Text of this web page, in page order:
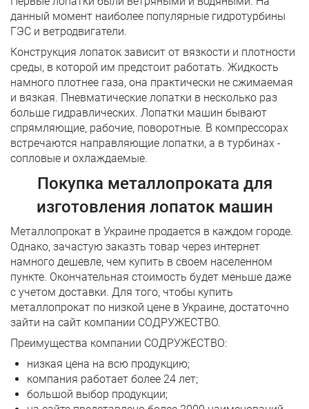
данный момент наиболее популярные гидротурбины
ГЭС и ветродвигатели.
Конструкция лопаток зависит от вязкости и плотности
среды, в которой им предстоит работать. Жидкость
намного плотнее газа, она практически не сжимаемая
и вязкая. Пневматические лопатки в несколько раз
больше гидравлических. Лопатки машин бывают
спрямляющие, рабочие, поворотные. В компрессорах
встречаются направляющие лопатки, а в турбинах -
сопловые и охлаждаемые.
Покупка металлопроката для
изготовления лопаток машин
Металлопрокат в Украине продается в каждом городе.
Однако, зачастую заказть товар через интернет
намного дешевле, чем купить в своем населенном
пункте. Окончательная стоимость будет меньше даже
с учетом доставки. Для того, чтобы купить
металлопрокат по низкой цене в Украине, достаточно
зайти на сайт компании СОДРУЖЕСТВО.
Преимущества компании СОДРУЖЕСТВО:
низкая цена на всю продукцию;
компания работает более 24 лет;
большой выбор продукции;